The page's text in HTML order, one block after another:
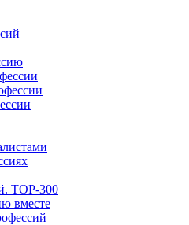
TOP-300
вместе